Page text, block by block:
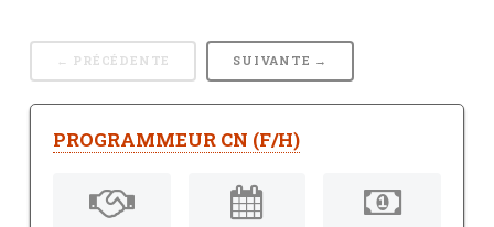
← PRÉCÉDENTE SUIVANTE →
PROGRAMMEUR CN (F/H)